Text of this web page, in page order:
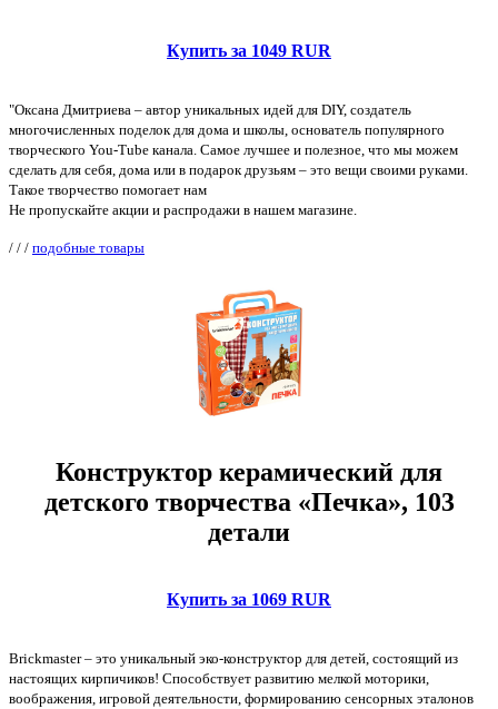
Купить за 1049 RUR
"Оксана Дмитриева – автор уникальных идей для DIY, создатель
многочисленных поделок для дома и школы, основатель популярного
творческого You-Tube канала. Самое лучшее и полезное, что мы можем
сделать для себя, дома или в подарок друзьям – это вещи своими руками.
Такое творчество помогает нам
Не пропускайте акции и распродажи в нашем магазине.
/ / / подобные товары
Конструктор керамический для
детского творчества «Печка», 103
детали
Купить за 1069 RUR
Brickmaster – это уникальный эко-конструктор для детей, состоящий из
настоящих кирпичиков! Способствует развитию мелкой моторики,
воображения, игровой деятельности, формированию сенсорных эталонов